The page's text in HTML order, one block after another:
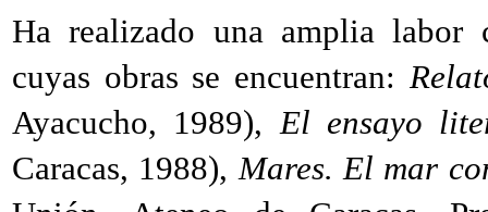
Ha realizado una amplia labor
cuyas obras se encuentran:
Ayacucho, 1989),El ensayo
Caracas, 1988),Mares. El mar